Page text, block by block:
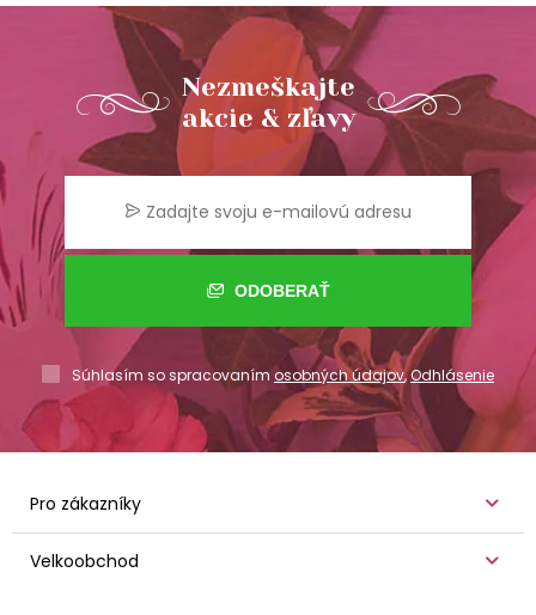
Nezmeškajte
akcie & zľavy
ODOBERAŤ
Súhlasím so spracovaním osobných údajov,Odhlásenie
Pro zákazníky
Velkoobchod